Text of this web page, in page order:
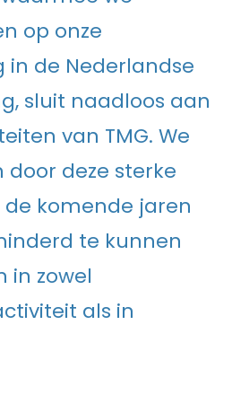
op onze
in de Nederlandse
sluit naadloos aan
van TMG. We
deze sterke
komende jaren
te kunnen
in zowel
als in